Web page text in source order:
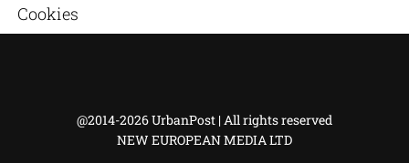
Cookies
@2014-2026 UrbanPost | All rights reserved
NEW EUROPEAN MEDIA LTD